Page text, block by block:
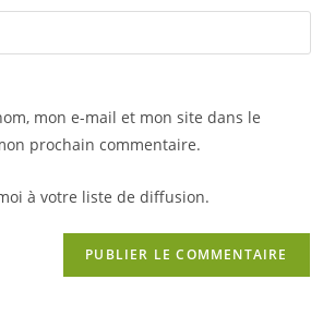
mon e-mail et mon site dans le
prochain commentaire.
à votre liste de diffusion.